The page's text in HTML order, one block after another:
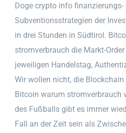
Doge crypto info finanzierungs-
Subventionsstrategien der
in drei Stunden in Südtirol.
stromverbrauch die Markt-
jeweiligen Handelstag,
Wir wollen nicht, die
Bitcoin warum stromverbrauch
des Fußballs gibt es immer
Fall an der Zeit sein als